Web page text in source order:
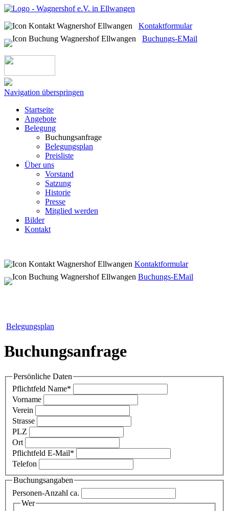
Kontaktformular
Buchungs-EMail
Navigation überspringen
Startseite
Angebote
Belegung
Buchungsanfrage
Belegungsplan
Preisliste
Über uns
Vorstand
Satzung
Historie
Presse
Mitglied werden
Bilder
Kontakt
Kontaktformular
Buchungs-EMail
Belegungsplan
Buchungsanfrage
Persönliche Daten
Pflichtfeld Name*
Vorname
Verein
Strasse
PLZ
Ort
Pflichtfeld E-Mail*
Telefon
Buchungsangaben
Personen-Anzahl ca.
Wer